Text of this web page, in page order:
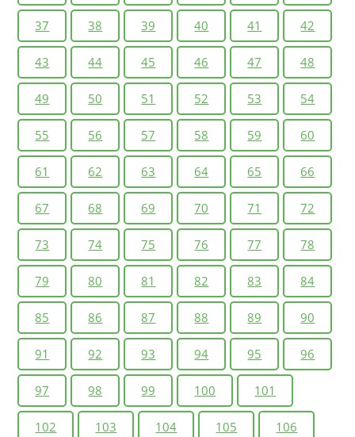
37 38 39 40 41 42
43 44 45 46 47 48
49 50 51 52 53 54
55 56 57 58 59 60
61 62 63 64 65 66
67 68 69 70 71 72
73 74 75 76 77 78
79 80 81 82 83 84
85 86 87 88 89 90
91 92 93 94 95 96
97 98 99 100 101
102 103 104 105 106